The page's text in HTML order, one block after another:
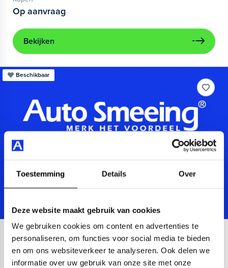
Toestemming Details Over
Deze website maakt gebruik van cookies
We gebruiken cookies om content en advertenties te
personaliseren, om functies voor social media te bieden
en om ons websiteverkeer te analyseren. Ook delen we
informatie over uw gebruik van onze site met onze
Op aanvraag
Bekijken
Beschikbaar
Audi A3
Sportback 40 TFSIe Advanced